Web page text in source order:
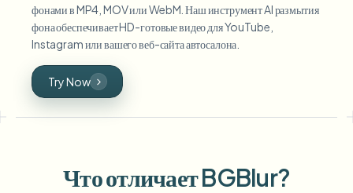
фонами в MP4, MOV или WebM. Наш инструмент AI размытия
фона обеспечивает HD-готовые видео для YouTube,
Instagram или вашего веб-сайта автосалона.
Try Now
Что отличает BGBlur?